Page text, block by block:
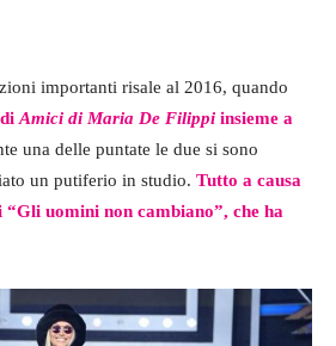
importanti risale al 2016, quando
Amici di Maria De Filippi insieme a
una delle puntate le due si sono
un putiferio in studio. Tutto a causa
uomini non cambiano”, che ha